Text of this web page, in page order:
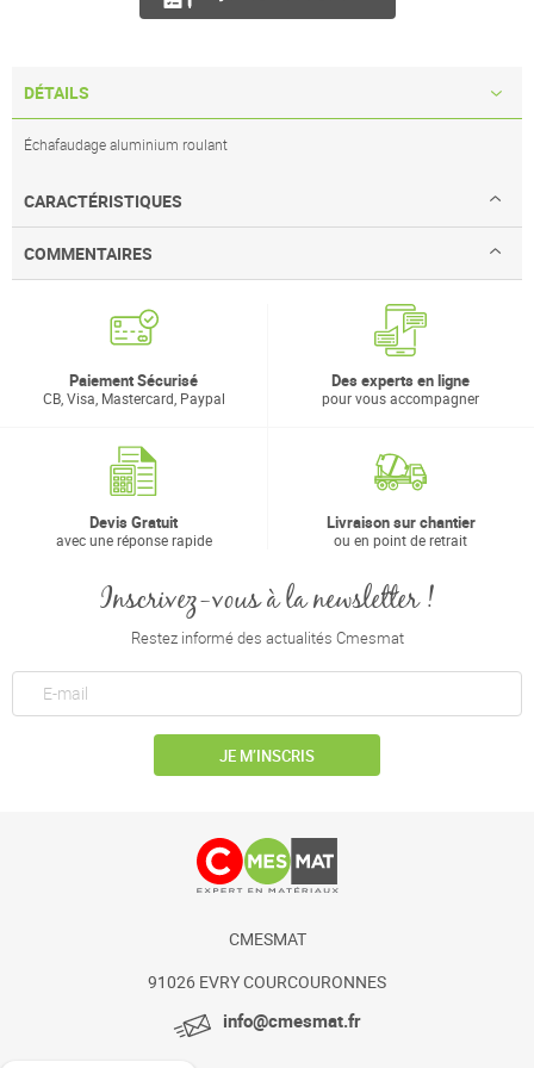
DÉTAILS
Échafaudage aluminium roulant
CARACTÉRISTIQUES
COMMENTAIRES
Paiement Sécurisé
CB, Visa, Mastercard, Paypal
Des experts en ligne
pour vous accompagner
Devis Gratuit
avec une réponse rapide
Livraison sur chantier
ou en point de retrait
Inscrivez-vous à la newsletter !
Restez informé des actualités Cmesmat
JE M’INSCRIS
CMESMAT
91026 EVRY COURCOURONNES
info@cmesmat.fr